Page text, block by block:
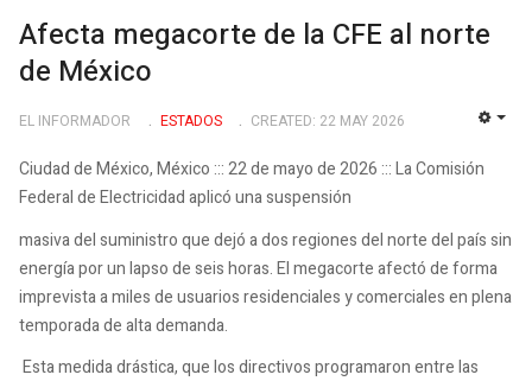
Afecta megacorte de la CFE al norte
de México
EL INFORMADOR ESTADOS CREATED: 22 MAY 2026
Ciudad de México, México ::: 22 de mayo de 2026 ::: La Comisión
Federal de Electricidad aplicó una suspensión
masiva del suministro que dejó a dos regiones del norte del país sin
energía por un lapso de seis horas. El megacorte afectó de forma
imprevista a miles de usuarios residenciales y comerciales en plena
temporada de alta demanda.
Esta medida drástica, que los directivos programaron entre las